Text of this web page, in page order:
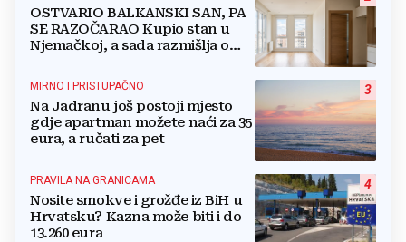
OSTVARIO BALKANSKI SAN, PA
SE RAZOČARAO Kupio stan u
Njemačkoj, a sada razmišlja o
3
MIRNO I PRISTUPAČNO
Na Jadranu još postoji mjesto
gdje apartman možete naći za 35
eura, a ručati za pet
4
PRAVILA NA GRANICAMA
Nosite smokve i grožđe iz BiH u
Hrvatsku? Kazna može biti i do
13.260 eura